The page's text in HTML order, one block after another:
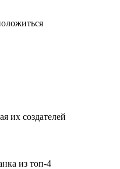
их создателей
из топ-4